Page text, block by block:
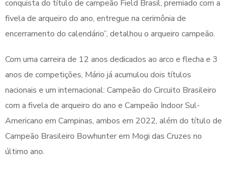
conquista do título de campeão Field Brasil, premiado com a
fivela de arqueiro do ano, entregue na cerimônia de
encerramento do calendário”, detalhou o arqueiro campeão.
Com uma carreira de 12 anos dedicados ao arco e flecha e 3
anos de competições, Mário já acumulou dois títulos
nacionais e um internacional: Campeão do Circuito Brasileiro
com a fivela de arqueiro do ano e Campeão Indoor Sul-
Americano em Campinas, ambos em 2022, além do título de
Campeão Brasileiro Bowhunter em Mogi das Cruzes no
último ano.